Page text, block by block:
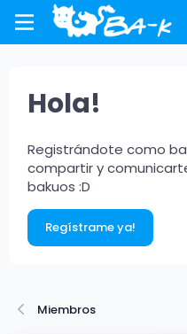
Hola!
Registrándote como
compartir y
bakuos :D
Regístrame ya!
Miembros